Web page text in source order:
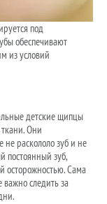
под
обеспечивают
из условий
детские щипцы
Они
раскололо зуб и не
постоянный зуб,
осторожностью. Сама
следить за